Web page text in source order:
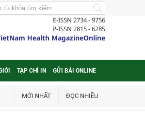
E-ISSN 2734 - 9756
P-ISSN 2815 - 6285
Health MagazineOnline
TẠP CHÍ IN GỬI BÀI ONLINE
MỚI NHẤT ĐỌC NHIỀU